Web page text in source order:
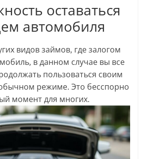
оставаться
автомобиля
видов займов, где залогом
в данном случае вы все
пользоваться своим
режиме. Это бесспорно
момент для многих.